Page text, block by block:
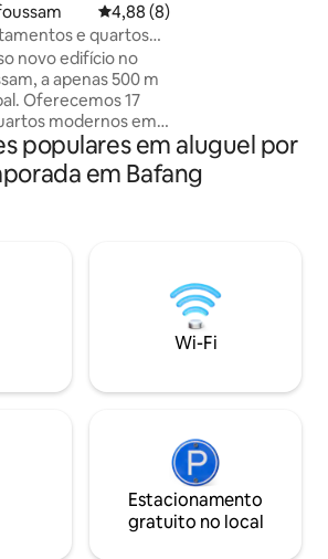
4,88 de uma avaliação média
4,88 (8)
e quartos
novo edifício no
a apenas 500 m
Oferecemos 17
modernos em
com estacionamento
24 horas por dia, 7
unidade está
perfeita para uma
cidade. Reserve
uma verdadeira
estacionamento
semana
populares em aluguel por
em Bafang
Wi-Fi
Estacionamento
gratuito no local